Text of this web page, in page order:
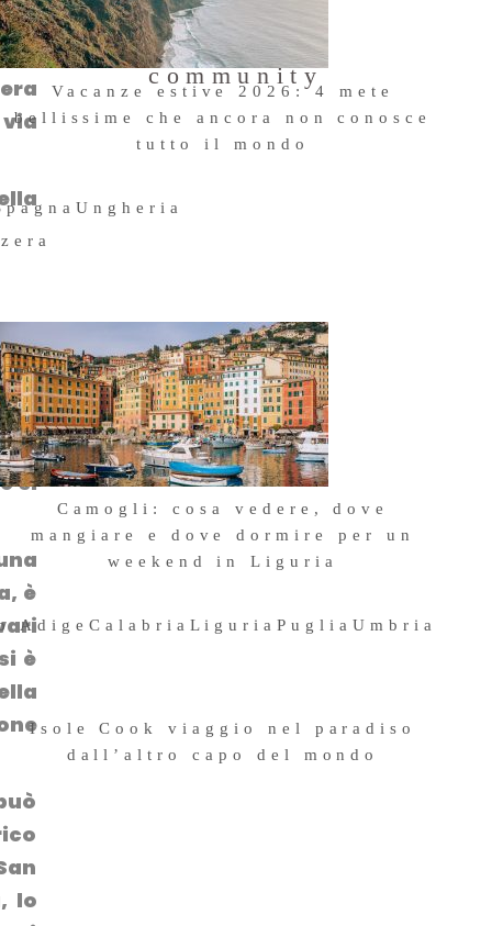
Vacanze estive 2026: 4 mete
bellissime che ancora non conosce
tutto il mondo
Ungheria
Camogli: cosa vedere, dove
mangiare e dove dormire per un
weekend in Liguria
Adige Calabria LiguriaPuglia Umbria
Isole Cook viaggio nel paradiso
dall’altro capo del mondo
e
si
è
è
lo
Entra a far
parte della
community